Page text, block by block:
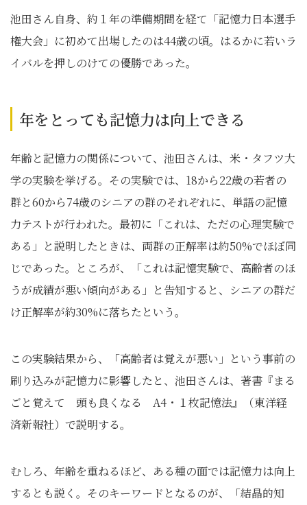
池田さん自身、約１年の準備期間を経て「記憶力日本選手
権大会」に初めて出場したのは44歳の頃。はるかに若いラ
イバルを押しのけての優勝であった。
年をとっても記憶力は向上できる
年齢と記憶力の関係について、池田さんは、米・タフツ大
学の実験を挙げる。その実験では、18から22歳の若者の
群と60から74歳のシニアの群のそれぞれに、単語の記憶
力テストが行われた。最初に「これは、ただの心理実験で
ある」と説明したときは、両群の正解率は約50%でほぼ同
じであった。ところが、「これは記憶実験で、高齢者のほ
うが成績が悪い傾向がある」と告知すると、シニアの群だ
け正解率が約30%に落ちたという。
この実験結果から、「高齢者は覚えが悪い」という事前の
刷り込みが記憶力に影響したと、池田さんは、著書『まる
ごと覚えて 頭も良くなる A4・１枚記憶法』（東洋経
済新報社）で説明する。
むしろ、年齢を重ねるほど、ある種の面では記憶力は向上
するとも説く。そのキーワードとなるのが、「結晶的知